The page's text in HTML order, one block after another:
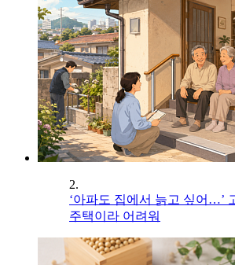
2.
‘아파도 집에서 늙고 싶어…’
주택이라 어려워